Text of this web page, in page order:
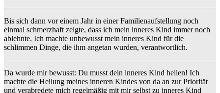
Bis sich dann vor einem Jahr in einer Familienaufstellung noch
einmal schmerzhaft zeigte, dass ich mein inneres Kind immer noch
ablehnte. Ich machte unbewusst mein inneres Kind für die
schlimmen Dinge, die ihm angetan wurden, verantwortlich.
Da wurde mir bewusst: Du musst dein inneres Kind heilen! Ich
machte die Heilung meines inneren Kindes von da an zur Priorität
und verabredete mich regelmäßig mit mir selbst zu inneres Kind